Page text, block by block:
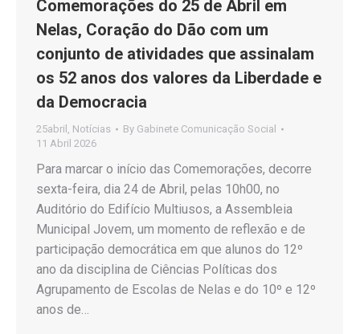
Comemorações do 25 de Abril em
Nelas, Coração do Dão com um
conjunto de atividades que assinalam
os 52 anos dos valores da Liberdade e
da Democracia
25abril , Notícias By Gabinete Comunicação Social
11 Abril 2026
Para marcar o início das Comemorações, decorre
sexta-feira, dia 24 de Abril, pelas 10h00, no
Auditório do Edifício Multiusos, a Assembleia
Municipal Jovem, um momento de reflexão e de
participação democrática em que alunos do 12º
ano da disciplina de Ciências Políticas dos
Agrupamento de Escolas de Nelas e do 10º e 12º
anos de…